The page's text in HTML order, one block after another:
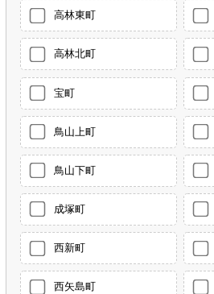
高林東町
高林北町
宝町
鳥山上町
鳥山下町
成塚町
西新町
西矢島町